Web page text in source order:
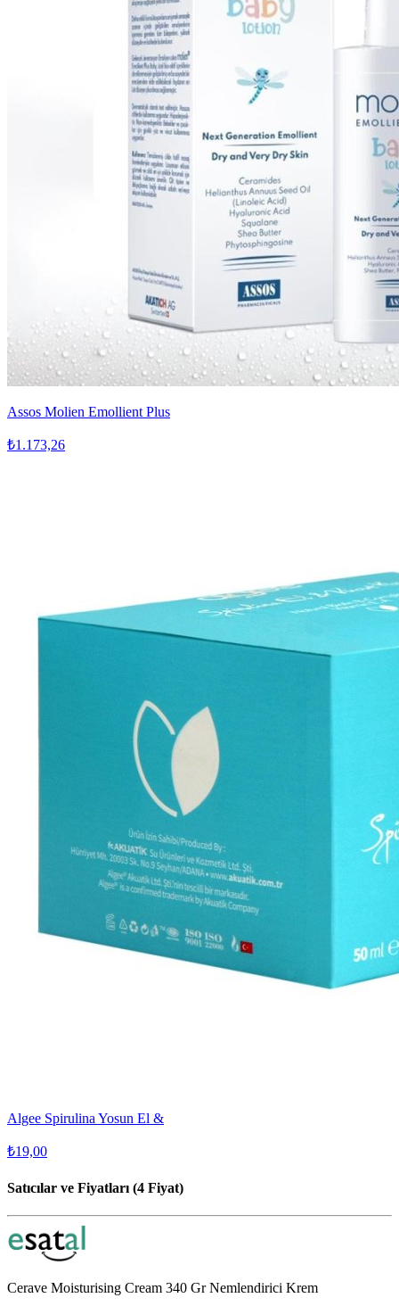
Assos Molien Emollient Plus
₺1.173,26
Algee Spirulina Yosun El &
₺19,00
Satıcılar ve Fiyatları (4 Fiyat)
Cerave Moisturising Cream 340 Gr Nemlendirici Krem